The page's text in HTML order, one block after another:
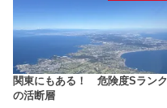
関東にもある！ 危険度Sランク
の活断層